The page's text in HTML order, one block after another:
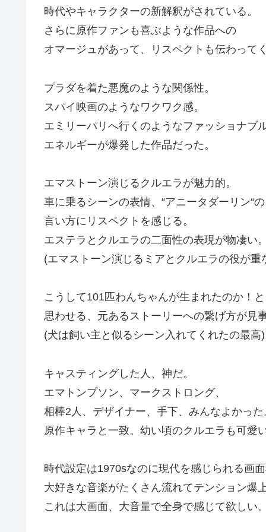
時代やキャラクターの新解釈がされている。
さらに原作ファンも喜ぶような作品への
オマージュがあって、リスペクトも伝わってく
プラダを着た悪魔のような関係性。
スパイ映画のようなワクワク感。
エミリーパリへ行くのようなファッショナブル
エネルギーが爆発した作品だった。
エマストーン演じるクルエラが魅力的。
車に乗るシーンの表情、“アニータダーリン“の
言い方にリスペクトを感じる。
エステラとクルエラの二面性の表現が物凄い。
(エマストーン演じるミアとクルエラの役が重
こうして101匹わんちゃんが生まれたのか！と
思わせる、元あるストーリーへの繋げ方が見事
(犬は飼い主と似るシーン入れてくれたの最高)
キャスティングした人、神だ。
エマトンプソン、マークストロング、
相棒2人、デザイナー、手下、みんなよかった
原作キャラと一致。幼い頃のクルエラも可愛い
時代設定は1970sなのに現代を感じられる画面
大好きな音楽がたくさん流れてテンション爆上
これは大画面、大音量で全身で感じて欲しい。